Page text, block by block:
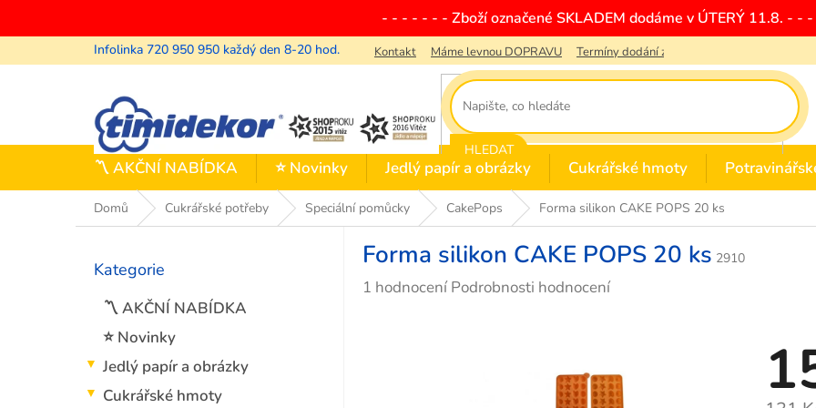
obsah
- - - - - - - Zboží označené SKLADEM dodáme v ÚTERÝ 11.8. - -
Kontakt Máme levnou DOPRAVU Termíny dodání zboží
HLEDAT
〽️ AKČNÍ NABÍDKA ⭐ Novinky Jedlý papír a obrázky Cukrářské hmoty
Domů Cukrářské potřeby Speciální pomůcky CakePops Forma silikon CAKE POPS 20 ks
Přeskočit
Kategorie
〽️ AKČNÍ NABÍDKA
⭐ Novinky
Jedlý papír a obrázky
Cukrářské hmoty
Forma silikon CAKE POPS 20 ks 2910
Průměrné
1 hodnocení Podrobnosti hodnocení